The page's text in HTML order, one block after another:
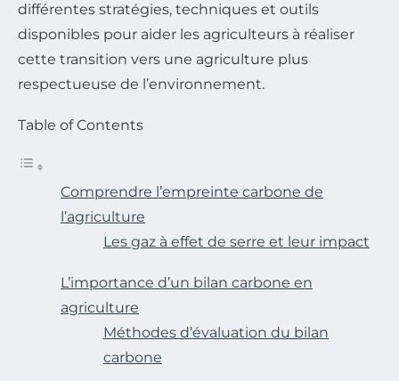
différentes stratégies, techniques et outils
disponibles pour aider les agriculteurs à réaliser
cette transition vers une agriculture plus
respectueuse de l’environnement.
Table of Contents
Comprendre l’empreinte carbone de
l’agriculture
Les gaz à effet de serre et leur impact
L’importance d’un bilan carbone en
agriculture
Méthodes d’évaluation du bilan
carbone